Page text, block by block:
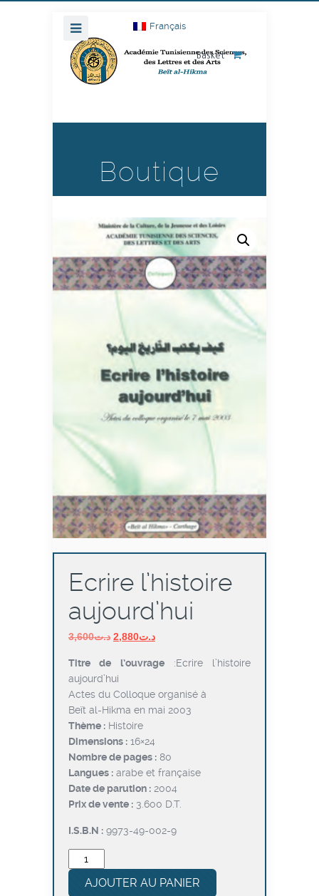
Français
Basket
Boutique
Ecrire l’histoire
aujourd’hui
د.ت3,600
Le
initial
était :
د.ت3,600.
د.ت2,880
Le
actuel
د.ت2,880.
Titre de l’ouvrage:Ecrire l’histoire
aujourd’hui
Actes du Colloque organisé à
Beït al-Hikma en mai 2003
Thème : Histoire
Dimensions : 16×24
Nombre de pages : 80
Langues : arabe et française
Date de parution : 2004
Prix de vente : 3.600 D.T.
I.S.B.N : 9973-49-002-9
quantité
de
EcrireAJOUTER AU PANIER